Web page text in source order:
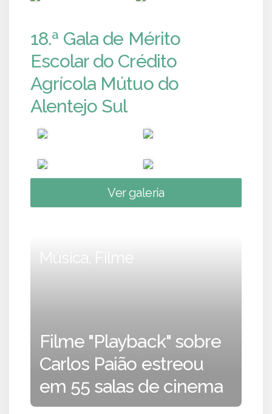
18.ª Gala de Mérito
Escolar do Crédito
Agrícola Mútuo do
Alentejo Sul
Ver galeria
Música, Filme
Filme "Playback" sobre
Carlos Paião estreou
em 55 salas de cinema